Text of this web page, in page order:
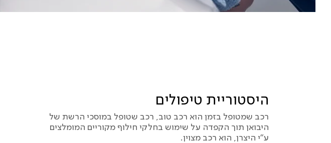
היסטוריית טיפולים
רכב שמטופל בזמן הוא רכב טוב, רכב שטופל במוסכי הרשת של
היבואן תוך הקפדה על שימוש בחלקי חילוף מקוריים המומלצים
ע”י היצרן, הוא רכב מצוין.